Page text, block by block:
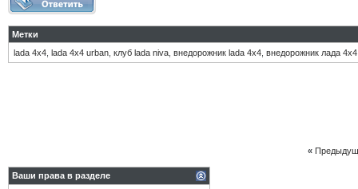
Метки
lada 4х4 lada 4х4 urban клуб lada niva внедорожник lada 4х4 внедорожник лада 4х4
«
Ваши права в разделе